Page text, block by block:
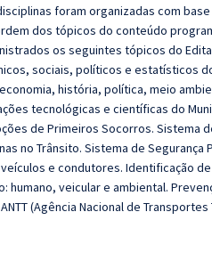
foram organizadas com
dos tópicos do conteúdo
os seguintes tópicos do
sociais, políticos e estatísticos
história, política, meio
tecnológicas e científicas do
de Primeiros Socorros. Sistema
no Trânsito. Sistema de
e condutores. Identificação
humano, veicular e ambiental.
(Agência Nacional de